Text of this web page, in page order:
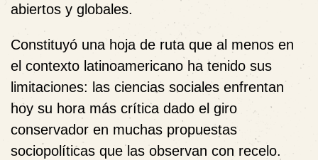
abiertos y globales.
Constituyó una hoja de ruta que al menos en
el contexto latinoamericano ha tenido sus
limitaciones: las ciencias sociales enfrentan
hoy su hora más crítica dado el giro
conservador en muchas propuestas
sociopolíticas que las observan con recelo.